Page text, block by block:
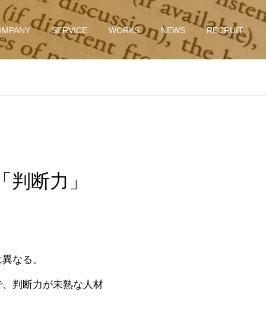
SERVICE WORKS NEWS RECRUIT
断力」
なる。
判断力が未熟な人材